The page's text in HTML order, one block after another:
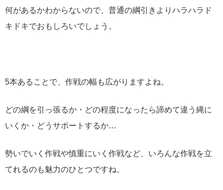
何があるかわからないので、普通の綱引きよりハラハラド
キドキでおもしろいでしょう。
5本あることで、作戦の幅も広がりますよね。
どの綱を引っ張るか・どの程度になったら諦めて違う縄に
いくか・どうサポートするか…
勢いでいく作戦や慎重にいく作戦など、いろんな作戦を立
てれるのも魅力のひとつですね。